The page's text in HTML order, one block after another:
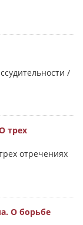
/
трех
отречениях
О борьбе